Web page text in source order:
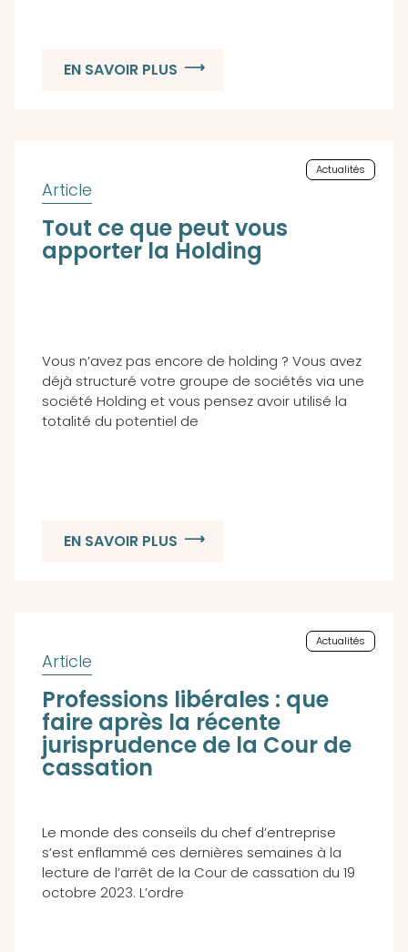
EN SAVOIR PLUS
Actualités
Tout ce que peut vous
apporter la Holding
Vous n’avez pas encore de holding ? Vous avez
déjà structuré votre groupe de sociétés via une
société Holding et vous pensez avoir utilisé la
totalité du potentiel de
EN SAVOIR PLUS
Actualités
Professions libérales : que
faire après la récente
jurisprudence de la Cour de
cassation
Le monde des conseils du chef d’entreprise
s’est enflammé ces dernières semaines à la
lecture de l’arrêt de la Cour de cassation du 19
octobre 2023. L’ordre